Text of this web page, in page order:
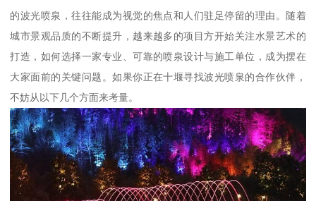
的波光喷泉，往往能成为视觉的焦点和人们驻足停留的理由。随着
城市景观品质的不断提升，越来越多的项目方开始关注水景艺术的
打造，如何选择一家专业、可靠的喷泉设计与施工单位，成为摆在
大家面前的关键问题。如果你正在十堰寻找波光喷泉的合作伙伴，
不妨从以下几个方面来考量。